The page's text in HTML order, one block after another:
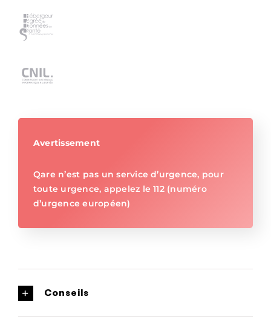
Avertissement
Qare n’est pas un service d’urgence, pour
toute urgence, appelez le 112 (numéro
d’urgence européen)
Conseils